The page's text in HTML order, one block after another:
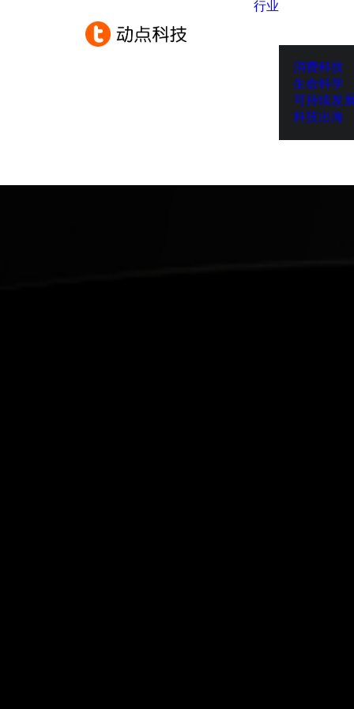
行业
消费科技
生命科学
可持续发
科技出海